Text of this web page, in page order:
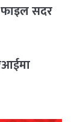
फाइल सदर